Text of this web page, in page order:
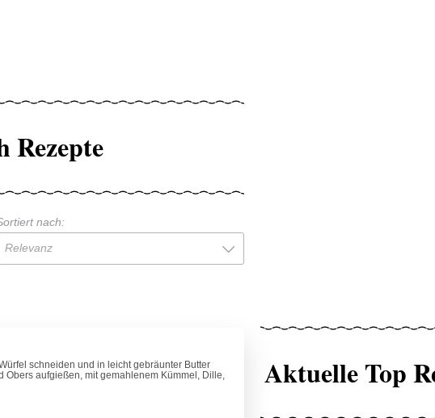
Rezepte
nach:
Relevanz
schneiden und in leicht gebräunter Butter
Obers aufgießen, mit gemahlenem Kümmel, Dille,
Aktuelle Top